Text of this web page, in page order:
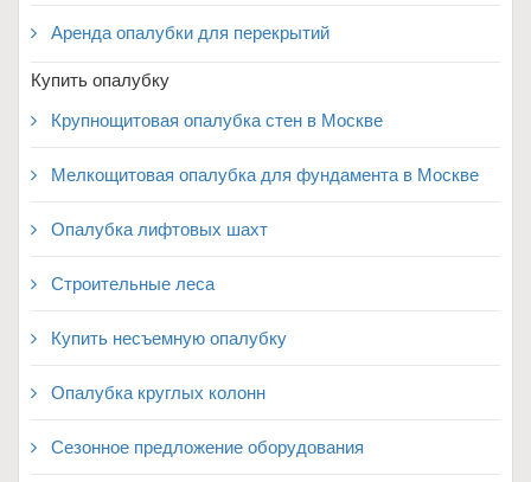
Аренда опалубки для перекрытий
Купить опалубку
Крупнощитовая опалубка стен в Москве
Мелкощитовая опалубка для фундамента в Москве
Опалубка лифтовых шахт
Строительные леса
Купить несъемную опалубку
Опалубка круглых колонн
Сезонное предложение оборудования